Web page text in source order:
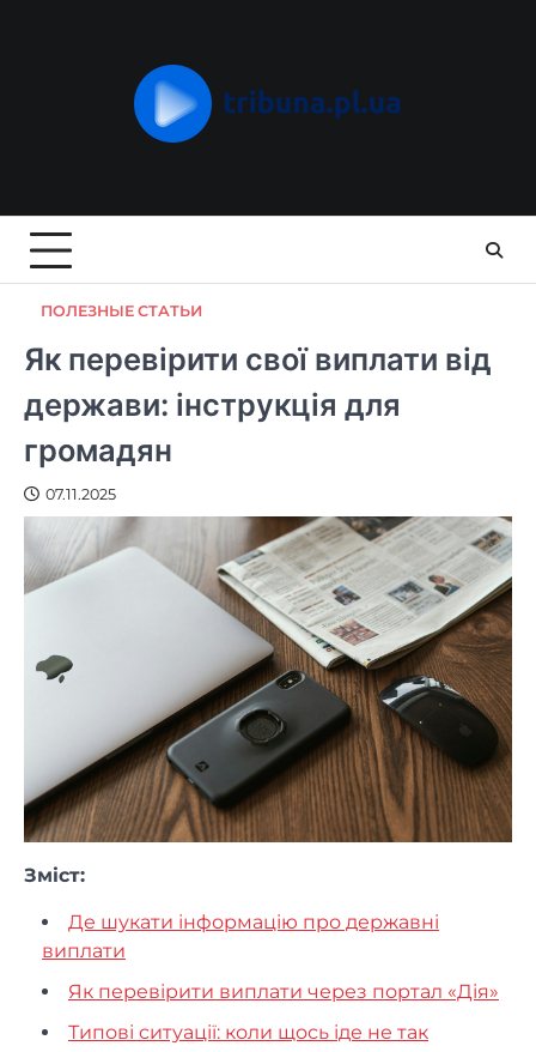
ПОЛЕЗНЫЕ СТАТЬИ
Як перевірити свої виплати від
держави: інструкція для
громадян
07.11.2025
Зміст:
Де шукати інформацію про державні
виплати
Як перевірити виплати через портал «Дія»
Типові ситуації: коли щось іде не так